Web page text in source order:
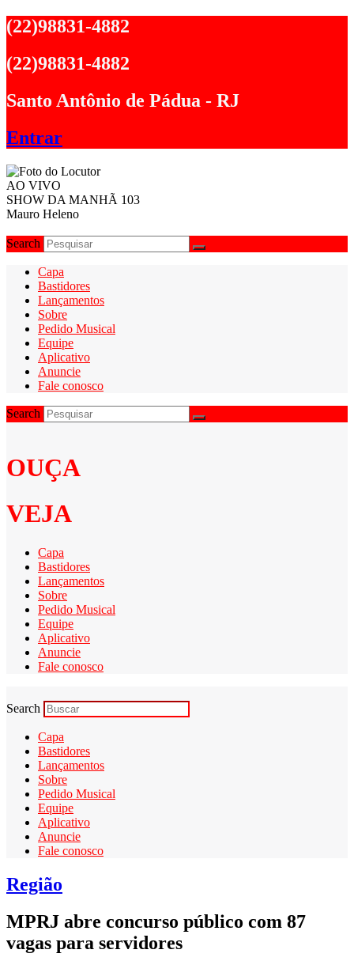
Ir
para
conteúdo
(22)98831-4882
(22)98831-4882
Santo Antônio de Pádua - RJ
Entrar
AO VIVO
SHOW DA MANHÃ 103
Mauro Heleno
Search
Capa
Bastidores
Lançamentos
Sobre
Pedido Musical
Equipe
Aplicativo
Anuncie
Fale conosco
Search
OUÇA
VEJA
Capa
Bastidores
Lançamentos
Sobre
Pedido Musical
Equipe
Aplicativo
Anuncie
Fale conosco
Search
Capa
Bastidores
Lançamentos
Sobre
Pedido Musical
Equipe
Aplicativo
Anuncie
Fale conosco
Região
MPRJ abre concurso público com 87
vagas para servidores